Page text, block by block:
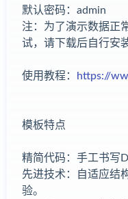
默认密码：admin
注：为了演示数据正
试，请下载后自行安
使用教程： https://
模板特点
精简代码：手工书写
先进技术：自适应结
验。